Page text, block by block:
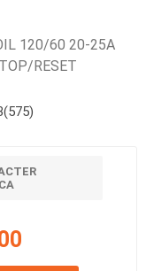
120/60 20-25A
RESET